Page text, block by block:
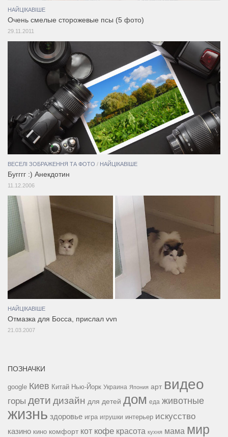
НАЙЦІКАВІШЕ
Очень смелые сторожевые псы (5 фото)
29.11.2011
ВЕСЕЛІ ЗОБРАЖЕННЯ ТА ФОТО / НАЙЦІКАВІШЕ
Бугггг :) Анекдотин
11.12.2006
НАЙЦІКАВІШЕ
Отмазка для Босса, прислал vvn
21.03.2007
ПОЗНАЧКИ
google Киев Китай Нью-Йорк Украина Япония арт видео
горы дети дизайн для детей дом еда животные
жизнь здоровье игра игрушки интерьер искусство
казино кино комфорт кот кофе красота кухня мама мир